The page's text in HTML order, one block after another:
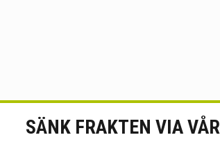
SÄNK FRAKTEN VIA VÅR